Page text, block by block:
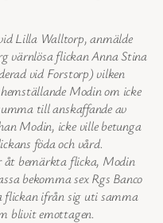
Lilla Walltorp, anmälde
värnlösa flickan Anna Stina
vid Forstorp) vilken
Modin om icke
till anskaffande av
Modin, icke ville betunga
föda och vård.
åt bemärkta flicka, Modin
bekomma sex Rgs Banco
flickan ifrån sig uti samma
blivit emottagen.